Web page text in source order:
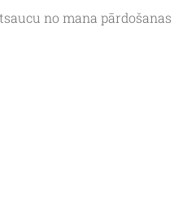
no mana pārdošanas